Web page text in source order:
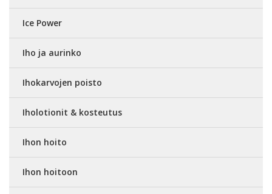
Ice Power
Iho ja aurinko
Ihokarvojen poisto
Iholotionit & kosteutus
Ihon hoito
Ihon hoitoon